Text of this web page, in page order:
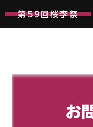
第59回桜李祭
第59回桜李祭
お